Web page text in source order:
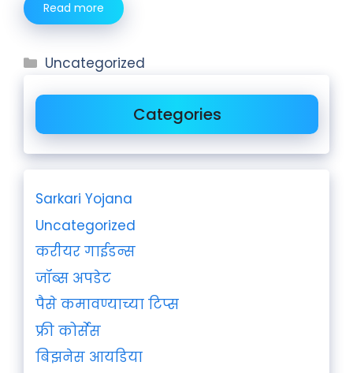
Read more
Uncategorized
Categories
Sarkari Yojana
Uncategorized
करीयर गाईडन्स
जॉब्स अपडेट
पैसे कमावण्याच्या टिप्स
फ्री कोर्सेस
बिझनेस आयडिया